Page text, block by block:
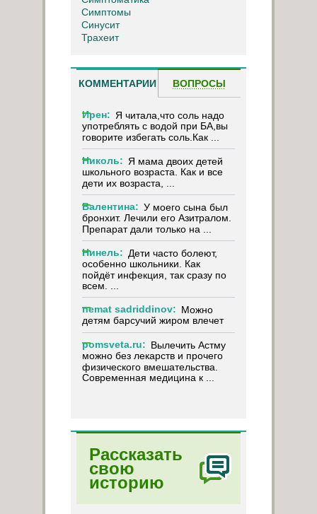
Симптомы
Синусит
Трахеит
КОММЕНТАРИИ ВОПРОСЫ
Ирен: Я читала,что соль надо
употреблять с водой при БА,вы
говорите избегать соль.Как ...
Николь: Я мама двоих детей
школьного возраста. Как и все
дети их возраста, ...
Валентина: У моего сына был
бронхит. Лечили его Азитралом.
Препарат дали только на ...
Нинель: Дети часто болеют,
особенно школьники. Как
пойдёт инфекция, так сразу по
всем. ...
nemat sadriddinov: Можно
детям барсучий жиром влечет
pomsveta.ru: Вылечить Астму
можно без лекарств и прочего
физического вмешательства.
Современная медицина к ...
Рассказать
свою
историю